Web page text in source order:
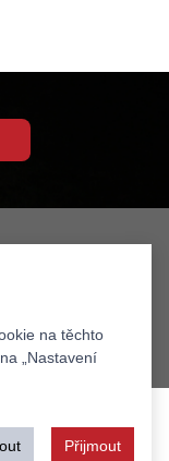
na těchto
„Nastavení
Přijmout